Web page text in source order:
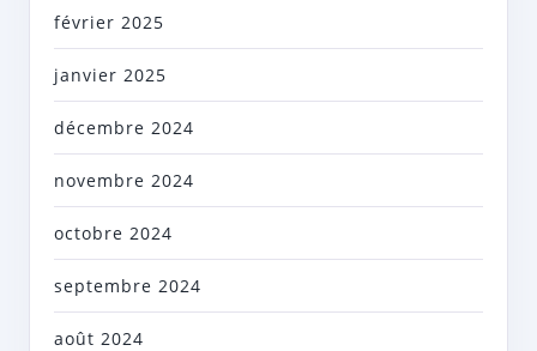
février 2025
janvier 2025
décembre 2024
novembre 2024
octobre 2024
septembre 2024
août 2024